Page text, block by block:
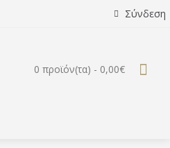
Σύνδεση
0 προϊόν(τα) - 0,00€